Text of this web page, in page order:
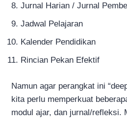
Jurnal Harian / Jurnal
Jadwal Pelajaran
Kalender Pendidikan
Rincian Pekan Efektif
Namun agar perangkat ini
kita perlu memperkuat
modul ajar, dan jurnal/refleksi.